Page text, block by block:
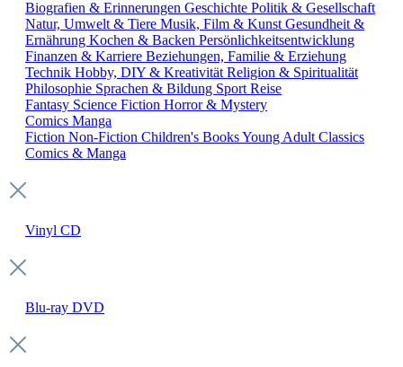
Biografien & Erinnerungen Geschichte Politik & Gesellschaft
Natur, Umwelt & Tiere Musik, Film & Kunst Gesundheit &
Ernährung Kochen & Backen Persönlichkeitsentwicklung
Finanzen & Karriere Beziehungen, Familie & Erziehung
Technik Hobby, DIY & Kreativität Religion & Spiritualität
Philosophie Sprachen & Bildung Sport Reise
Fantasy Science Fiction Horror & Mystery
Comics Manga
Fiction Non-Fiction Children's BooksYoung Adult Classics
Comics & Manga
Vinyl CD
Blu-ray DVD